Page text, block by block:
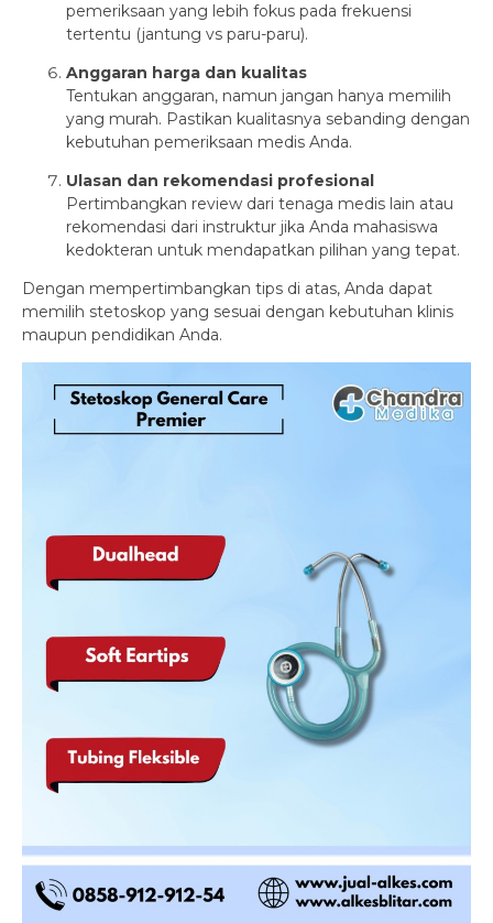
pemeriksaan yang lebih fokus pada frekuensi
tertentu (jantung vs paru-paru).
Anggaran harga dan kualitas
Tentukan anggaran, namun jangan hanya memilih
yang murah. Pastikan kualitasnya sebanding dengan
kebutuhan pemeriksaan medis Anda.
Ulasan dan rekomendasi profesional
Pertimbangkan review dari tenaga medis lain atau
rekomendasi dari instruktur jika Anda mahasiswa
kedokteran untuk mendapatkan pilihan yang tepat.
Dengan mempertimbangkan tips di atas, Anda dapat
memilih stetoskop yang sesuai dengan kebutuhan klinis
maupun pendidikan Anda.